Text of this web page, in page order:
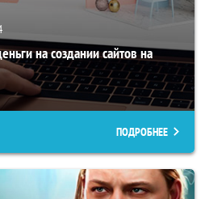
на создании сайтов на
ПОДРОБНЕЕ